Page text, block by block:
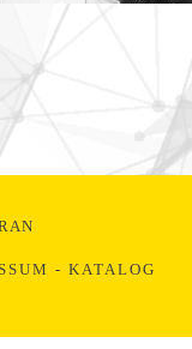
- KATALOG